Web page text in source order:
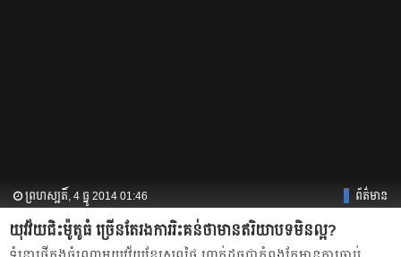
ព្រហស្បតិ៍, 4 ធ្នូ 2014 01:46 ព័ត៌មាន
យុវវ័យ​ជិះ​ម៉ូតូ​ធំ​​ ច្រើន​តែ​រង​ការ​រិះ​គន់​​ថា​មាន​ឥរិយា​បទ​​មិន​ល្អ?